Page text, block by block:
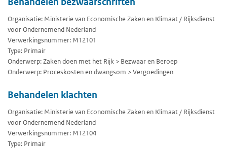
Organisatie: Ministerie van Economische Zaken en Klimaat / Rijksdienst
voor Ondernemend Nederland
Verwerkingsnummer: M12101
Type: Primair
Onderwerp: Zaken doen met het Rijk > Bezwaar en Beroep
Onderwerp: Proceskosten en dwangsom > Vergoedingen
Behandelen klachten
Organisatie: Ministerie van Economische Zaken en Klimaat / Rijksdienst
voor Ondernemend Nederland
Verwerkingsnummer: M12104
Type: Primair